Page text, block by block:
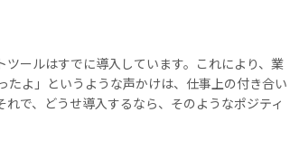
ールはすでに導入しています。これにより、業
よ」というような声かけは、仕事上の付き合い
で、どうせ導入するなら、そのようなポジティ